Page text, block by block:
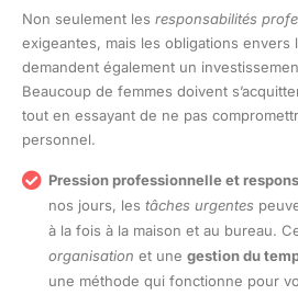
Non seulement les responsabilités
exigeantes, mais les obligations envers
demandent également un
Beaucoup de femmes doivent
tout en essayant de ne pas
personnel.
Pression professionnelle et
nos jours, les tâches urgentes
à la fois à la maison et au bureau.
organisation et une gestion du
une méthode qui fonctionne pour